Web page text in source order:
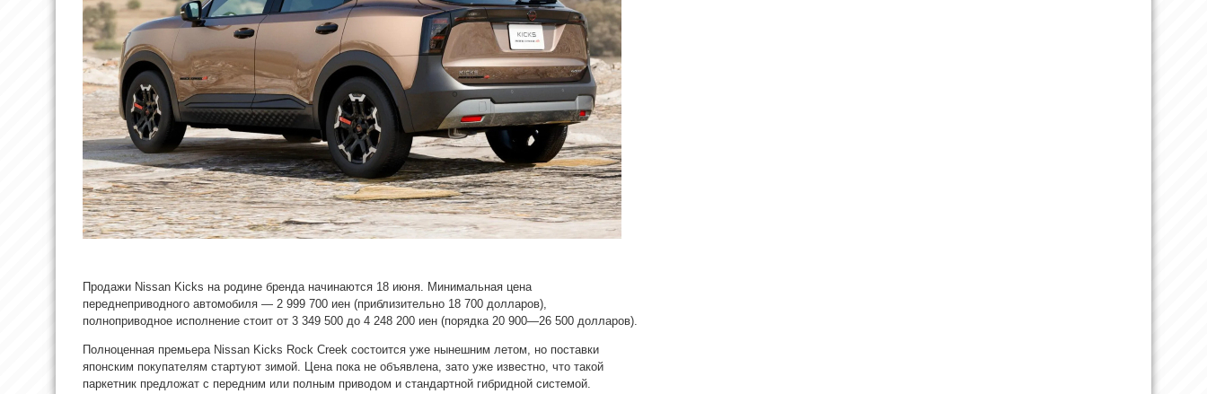
Продажи Nissan Kicks на родине бренда начинаются 18 июня. Минимальная цена
переднеприводного автомобиля — 2 999 700 иен (приблизительно 18 700 долларов),
полноприводное исполнение стоит от 3 349 500 до 4 248 200 иен (порядка 20 900—26 500 долларов).
Полноценная премьера Nissan Kicks Rock Creek состоится уже нынешним летом, но поставки
японским покупателям стартуют зимой. Цена пока не объявлена, зато уже известно, что такой
паркетник предложат с передним или полным приводом и стандартной гибридной системой.